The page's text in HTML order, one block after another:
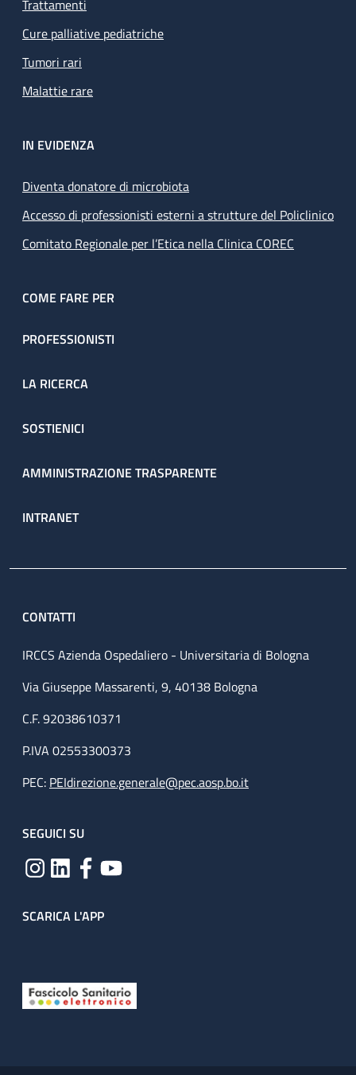
Trattamenti
Cure palliative pediatriche
Tumori rari
Malattie rare
IN EVIDENZA
Diventa donatore di microbiota
Accesso di professionisti esterni a strutture del Policlinico
Comitato Regionale per l’Etica nella Clinica COREC
COME FARE PER
PROFESSIONISTI
LA RICERCA
SOSTIENICI
AMMINISTRAZIONE TRASPARENTE
INTRANET
CONTATTI
IRCCS Azienda Ospedaliero - Universitaria di Bologna
Via Giuseppe Massarenti, 9, 40138 Bologna
C.F. 92038610371
P.IVA 02553300373
PEC: PEIdirezione.generale@pec.aosp.bo.it
SEGUICI SU
SCARICA L'APP